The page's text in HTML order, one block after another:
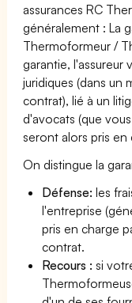
assurances RC
généralement : La
Thermoformeur /
garantie, l'assureur
juridiques (dans un
contrat), lié à un
d'avocats (que
seront alors pris
On distingue la
Défense: les
l'entreprise
pris en charge
contrat.
Recours : si